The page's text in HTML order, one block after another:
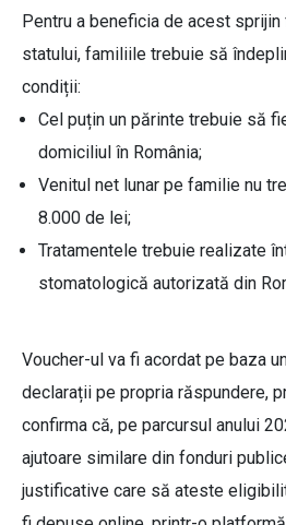
Pentru a beneficia de acest sprijin
statului, familiile trebuie să
condiții:
Cel puțin un părinte trebuie să
domiciliul în România;
Venitul net lunar pe familie nu
8.000 de lei;
Tratamentele trebuie realizate
stomatologică autorizată din
Voucher-ul va fi acordat pe baza
declarații pe propria răspundere,
confirma că, pe parcursul anului
ajutoare similare din fonduri
justificative care să ateste